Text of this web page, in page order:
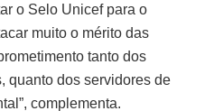
o Selo Unicef para o
muito o mérito das
tanto dos
quanto dos servidores de
complementa.